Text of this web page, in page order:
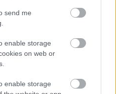
send me
enable storage
on web or
enable storage
ernst und prüfen jedes
vollständige